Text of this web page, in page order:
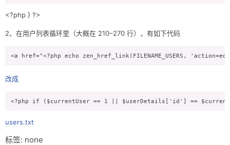
<?php } ?>
2、在用户列表循环里（大概在 210–270 行），有如下代码
<a href="<?php echo zen_href_link(FILENAME_USERS,
改成
users.txt
标签: none